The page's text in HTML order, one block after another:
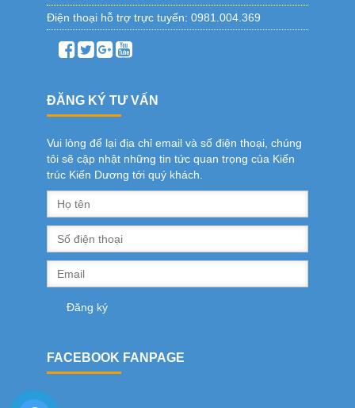
Điện thoại hỗ trợ trực tuyến: 0981.004.369
ĐĂNG KÝ TƯ VẤN
Vui lòng để lại địa chỉ email và số điện thoại, chúng
tôi sẽ cập nhật những tin tức quan trọng của Kiến
trúc Kiến Dương tới quý khách.
FACEBOOK FANPAGE